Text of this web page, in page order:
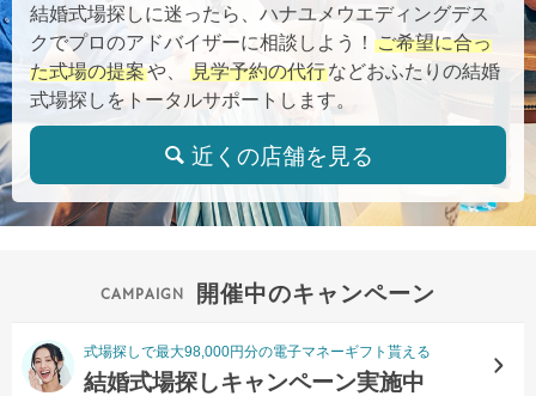
結婚式場探しに迷ったら、ハナユメウエディングデス
クでプロのアドバイザーに相談しよう！ ご希望に合っ
た式場の提案や、 見学予約の代行などおふたりの結婚
式場探しをトータルサポートします。
近くの店舗を見る
開催中のキャンペーン
式場探しで最大98,000円分の電子マネーギフト貰える
結婚式場探しキャンペーン実施中